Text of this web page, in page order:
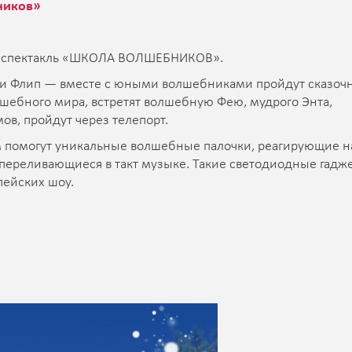
спектакль «ШКОЛА ВОЛШЕБНИКОВ».
Флип — вместе с юными волшебниками пройдут
мира, встретят волшебную Фею, мудрого Энта,
пройдут через телепорт.
уникальные волшебные палочки, реагирующие
в такт музыке. Такие светодиодные
шоу.